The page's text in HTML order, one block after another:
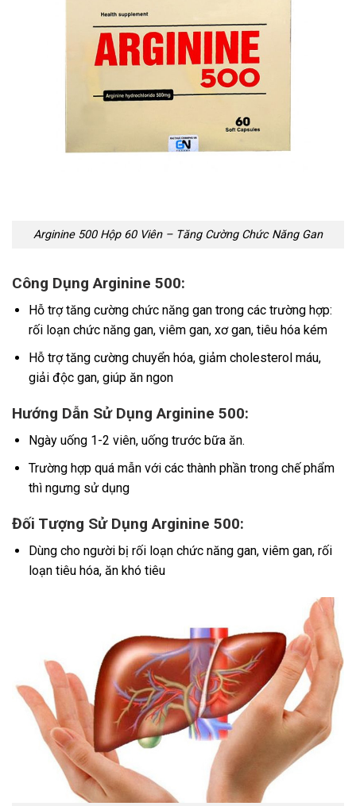
Arginine 500 Hộp 60 Viên – Tăng Cường Chức Năng Gan
Công Dụng Arginine 500:
Hỗ trợ tăng cường chức năng gan trong các trường hợp:
rối loạn chức năng gan, viêm gan, xơ gan, tiêu hóa kém
Hỗ trợ tăng cường chuyển hóa, giảm cholesterol máu,
giải độc gan, giúp ăn ngon
Hướng Dẫn Sử Dụng Arginine 500:
Ngày uống 1-2 viên, uống trước bữa ăn.
Trường hợp quá mẫn với các thành phần trong chế phẩm
thì ngưng sử dụng
Đối Tượng Sử Dụng Arginine 500:
Dùng cho người bị rối loạn chức năng gan, viêm gan, rối
loạn tiêu hóa, ăn khó tiêu